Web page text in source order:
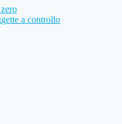
a controllo